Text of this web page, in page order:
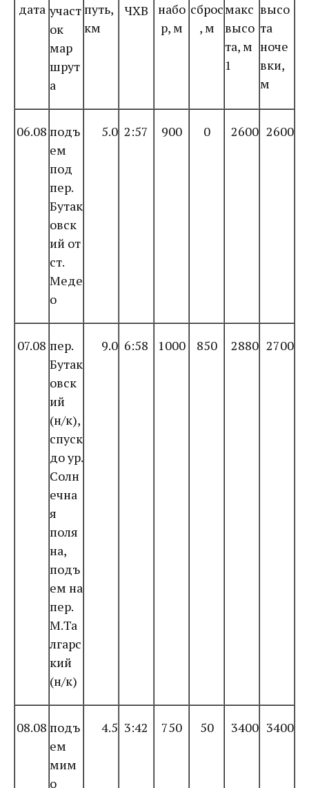
дата участ
ок
мар
шрут
а
путь,
км
ЧХВ
набо
р, м
сброс
, м
макс
высо
та, м
1
высо
та
ноче
вки,
м
06.08 подъ
ем
под
пер.
Бутак
овск
ий от
ст.
Меде
о
5.0 2:57 900 0 2600 2600
07.08 пер.
Бутак
овск
ий
(н/к),
спуск
до ур.
Солн
ечна
я
поля
на,
подъ
ем на
пер.
М.Та
лгарс
кий
(н/к)
9.0 6:58 1000 850 2880 2700
08.08 подъ
ем
мим
о
4.5 3:42 750 50 3400 3400